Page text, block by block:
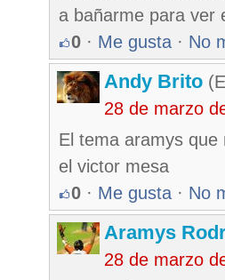
a bañarme para ver
0 · Me gusta · No
Andy Brito
28 de marzo
El tema aramys que
el victor mesa
0 · Me gusta · No
Aramys
28 de marzo